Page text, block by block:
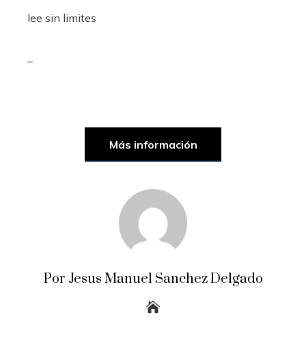
lee sin limites
Más información
Por Jesus Manuel Sanchez Delgado